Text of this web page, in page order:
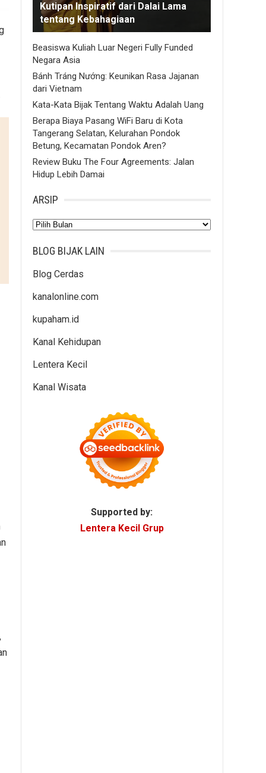
Kutipan Inspiratif dari Dalai Lama
tentang Kebahagiaan
Beasiswa Kuliah Luar Negeri Fully Funded
Negara Asia
Bánh Tráng Nướng: Keunikan Rasa Jajanan
dari Vietnam
Kata-Kata Bijak Tentang Waktu Adalah Uang
Berapa Biaya Pasang WiFi Baru di Kota
Tangerang Selatan, Kelurahan Pondok
Betung, Kecamatan Pondok Aren?
Review Buku The Four Agreements: Jalan
Hidup Lebih Damai
ARSIP
Arsip
BLOG BIJAK LAIN
Blog Cerdas
kanalonline.com
kupaham.id
Kanal Kehidupan
Lentera Kecil
Kanal Wisata
Supported by:
Lentera Kecil Grup